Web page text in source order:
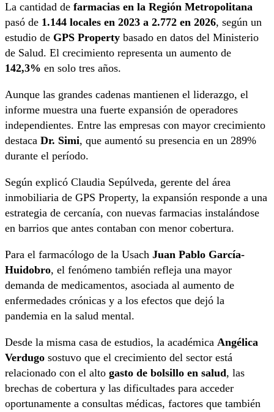
La cantidad de farmacias en la Región Metropolitana
pasó de 1.144 locales en 2023 a 2.772 en 2026, según un
estudio de GPS Property basado en datos del Ministerio
de Salud. El crecimiento representa un aumento de
142,3% en solo tres años.
Aunque las grandes cadenas mantienen el liderazgo, el
informe muestra una fuerte expansión de operadores
independientes. Entre las empresas con mayor crecimiento
destaca Dr. Simi, que aumentó su presencia en un 289%
durante el período.
Según explicó Claudia Sepúlveda, gerente del área
inmobiliaria de GPS Property, la expansión responde a una
estrategia de cercanía, con nuevas farmacias instalándose
en barrios que antes contaban con menor cobertura.
Para el farmacólogo de la Usach Juan Pablo García-
Huidobro, el fenómeno también refleja una mayor
demanda de medicamentos, asociada al aumento de
enfermedades crónicas y a los efectos que dejó la
pandemia en la salud mental.
Desde la misma casa de estudios, la académica Angélica
Verdugo sostuvo que el crecimiento del sector está
relacionado con el alto gasto de bolsillo en salud, las
brechas de cobertura y las dificultades para acceder
oportunamente a consultas médicas, factores que también